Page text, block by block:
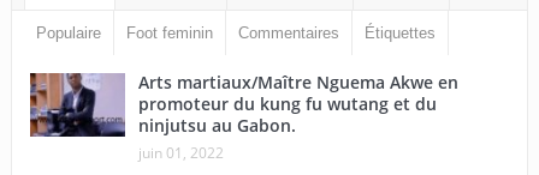
Populaire Foot feminin Commentaires Étiquettes
Arts martiaux/Maître Nguema Akwe en
promoteur du kung fu wutang et du
ninjutsu au Gabon.
juin 01, 2022